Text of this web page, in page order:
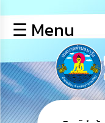
หลัก
ข้อมูล
พื้น
ฐาน
☰ Menu